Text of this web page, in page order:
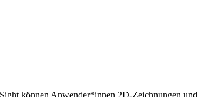
können Anwender*innen 2D-Zeichnungen und